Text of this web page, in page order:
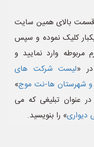
قسمت بالای همین سایت
کلیک نموده و سپس
مربوطه وارد نمایید و
«لیست شرکت های
و شهرستان ها-نت موج»
عنوان تبلیغی که می
دیواری» را بنویسید.